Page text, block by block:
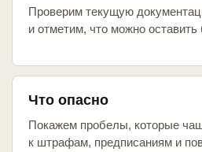
Проверим текущую
и отметим, что можно оставить
Что опасно
Покажем пробелы, которые
к штрафам, предписаниям и